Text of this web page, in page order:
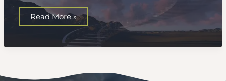
Camuflajes
del
Read More »